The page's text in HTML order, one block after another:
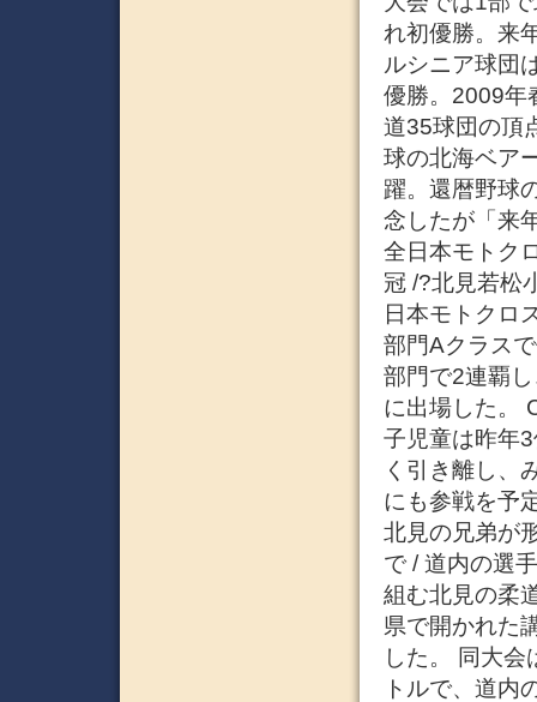
れ初優勝。来
ルシニア球団
優勝。2009年
道35球団の頂
球の北海ベア
躍。還暦野球
念したが「来
全日本モトク
冠 /?北見若松
日本モトクロ
部門Aクラス
部門で2連覇
に出場した。
子児童は昨年
く引き離し、
にも参戦を予
北見の兄弟が
で / 道内の選
組む北見の柔
県で開かれた
した。 同大
トルで、道内